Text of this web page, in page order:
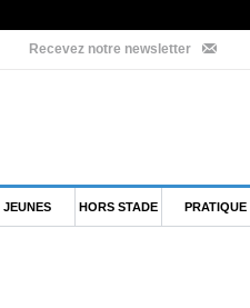
Recevez notre newsletter
JEUNES HORS STADE PRATIQUE